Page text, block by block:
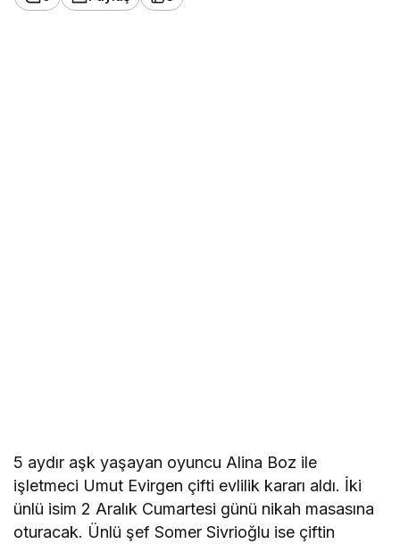
5 aydır aşk yaşayan oyuncu Alina Boz ile
işletmeci Umut Evirgen çifti evlilik kararı aldı. İki
ünlü isim 2 Aralık Cumartesi günü nikah masasına
oturacak. Ünlü şef Somer Sivrioğlu ise çiftin